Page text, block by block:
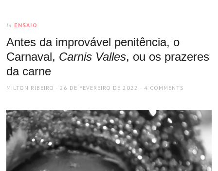
In ENSAIO
Antes da improvável penitência, o
Carnaval, Carnis Valles, ou os prazeres
da carne
AUTHOR
MILTON RIBEIRO
POSTED
26 DE FEVEREIRO DE 2022 4 COMMENTS